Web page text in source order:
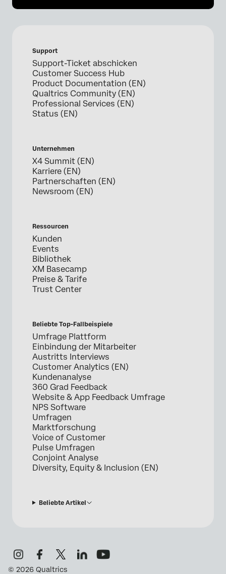
Support
Support-Ticket abschicken
Customer Success Hub
Product Documentation (EN)
Qualtrics Community (EN)
Professional Services (EN)
Status (EN)
Unternehmen
X4 Summit (EN)
Karriere (EN)
Partnerschaften (EN)
Newsroom (EN)
Ressourcen
Kunden
Events
Bibliothek
XM Basecamp
Preise & Tarife
Trust Center
Beliebte Top-Fallbeispiele
Umfrage Plattform
Einbindung der Mitarbeiter
Austritts Interviews
Customer Analytics (EN)
Kundenanalyse
360 Grad Feedback
Website & App Feedback Umfrage
NPS Software
Umfragen
Marktforschung
Voice of Customer
Pulse Umfragen
Conjoint Analyse
Diversity, Equity & Inclusion (EN)
Beliebte Artikel
© 2026 Qualtrics